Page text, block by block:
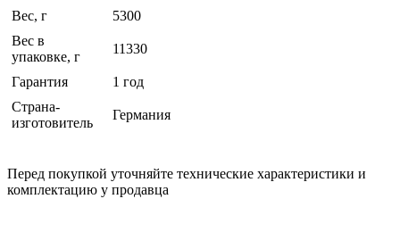
Вес, г
5300
Вес в
упаковке, г
11330
Гарантия
1 год
Страна-
изготовитель
Германия
Перед покупкой уточняйте технические характеристики и
комплектацию у продавца